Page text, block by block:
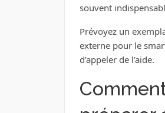
souvent
Prévoyez un
externe pour le
d’appeler de l’aide.